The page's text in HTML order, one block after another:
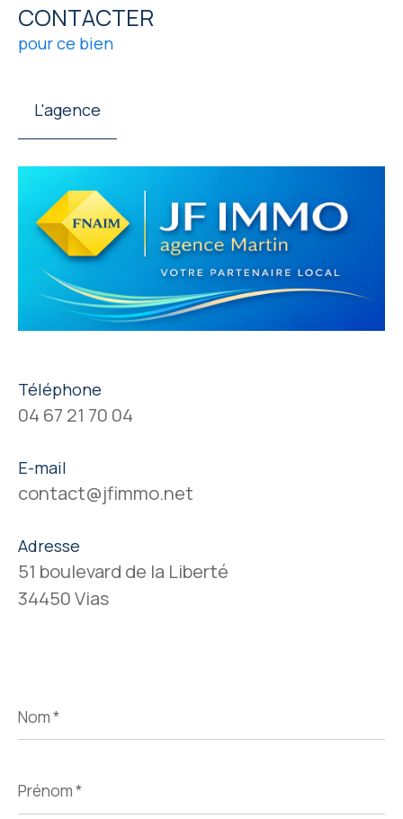
CONTACTER
pour ce bien
L'agence
Téléphone
04 67 21 70 04
E-mail
contact@jfimmo.net
Adresse
51 boulevard de la Liberté
34450 Vias
*
*